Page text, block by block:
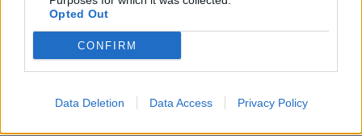
Opted Out
CONFIRM
Data Deletion Data Access Privacy Policy